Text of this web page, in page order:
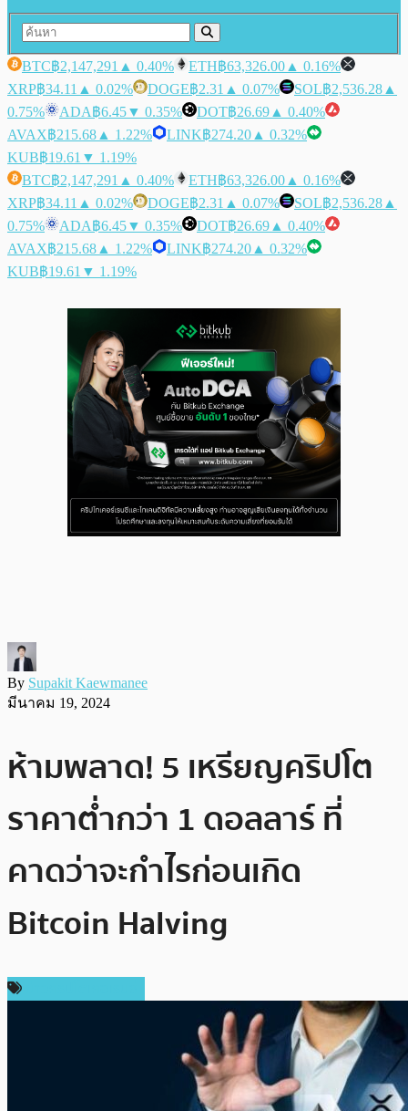
BTC฿2,147,291 ▲ 0.40% ETH฿63,326.00 ▲ 0.16%
XRP฿34.11 ▲ 0.02% DOGE฿2.31 ▲ 0.07% SOL฿2,536.28 ▲
0.75%
ADA฿6.45▼ 0.35% DOT฿26.69 ▲ 0.40%
AVAX฿215.68 ▲ 1.22% LINK฿274.20 ▲ 0.32%
KUB฿19.61 ▼ 1.19%
BTC฿2,147,291 ▲ 0.40% ETH฿63,326.00 ▲ 0.16%
XRP฿34.11 ▲ 0.02% DOGE฿2.31 ▲ 0.07% SOL฿2,536.28 ▲
0.75%
ADA฿6.45▼ 0.35% DOT฿26.69 ▲ 0.40%
AVAX฿215.68 ▲ 1.22% LINK฿274.20 ▲ 0.32%
KUB฿19.61 ▼ 1.19%
By Supakit Kaewmanee
มีนาคม 19, 2024
ห้ามพลาด! 5 เหรียญคริปโต
ราคาต่ำกว่า 1 ดอลลาร์ ที่
คาดว่าจะกำไรก่อนเกิด
Bitcoin Halving